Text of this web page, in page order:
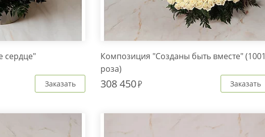
сердце"
Заказать
Композиция "Созданы быть вместе" (1001
роза)
308 450 Заказать